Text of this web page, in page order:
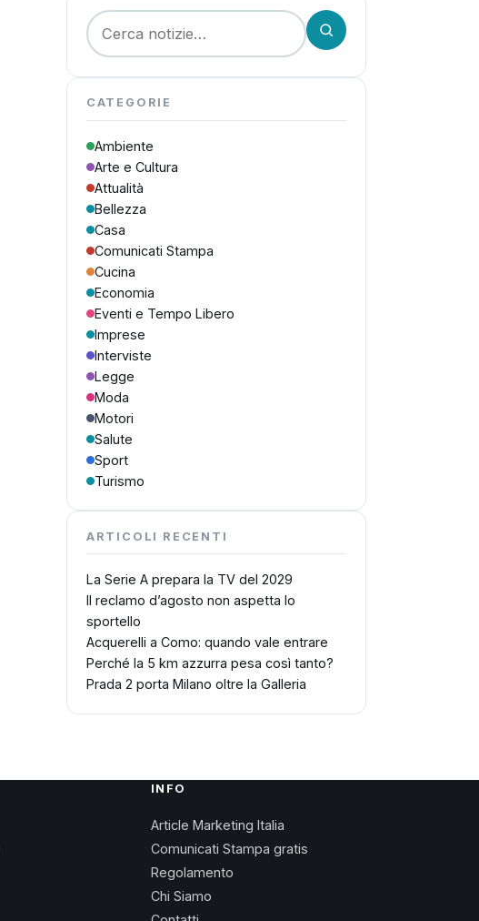
Cerca:
CATEGORIE
Ambiente
Arte e Cultura
Attualità
Bellezza
Casa
Comunicati Stampa
Cucina
Economia
Eventi e Tempo Libero
Imprese
Interviste
Legge
Moda
Motori
Salute
Sport
Turismo
ARTICOLI RECENTI
La Serie A prepara la TV del 2029
Il reclamo d’agosto non aspetta lo
sportello
Acquerelli a Como: quando vale entrare
Perché la 5 km azzurra pesa così tanto?
Prada 2 porta Milano oltre la Galleria
INFO
Article Marketing Italia
Comunicati Stampa gratis
Regolamento
Chi Siamo